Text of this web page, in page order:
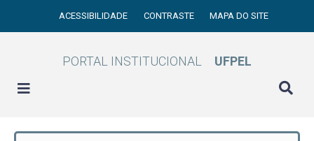
ACESSIBILIDADE CONTRASTE MAPA DO SITE
PORTAL INSTITUCIONAL UFPEL